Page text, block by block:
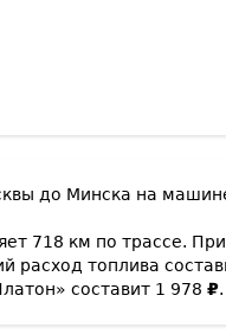
до Минска на
718 км по трассе.
расход топлива
составит 1 978 ₽.